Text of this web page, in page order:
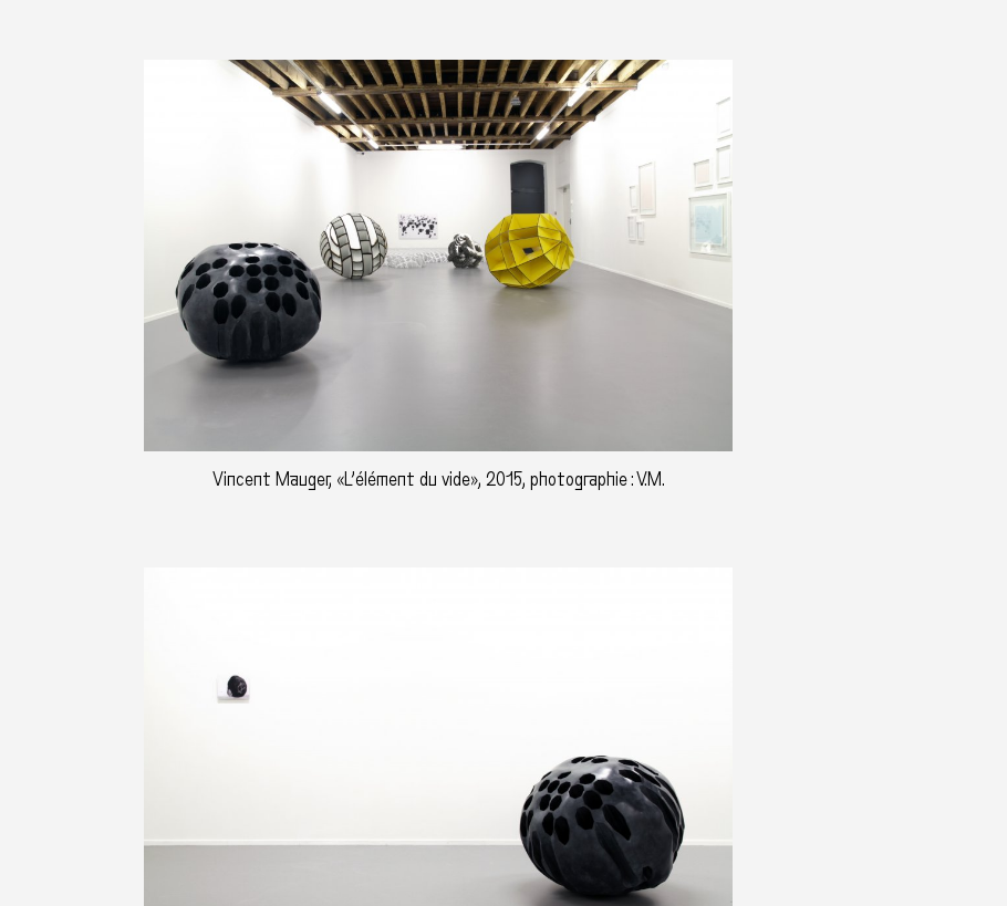
Vincent Mauger, «L’élément du vide», 2015, photographie : V.M.